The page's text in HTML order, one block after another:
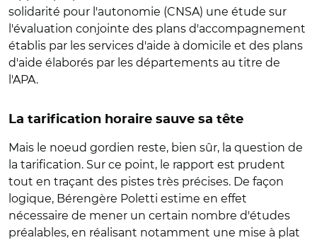
solidarité pour l'autonomie (CNSA) une étude sur
l'évaluation conjointe des plans d'accompagnement
établis par les services d'aide à domicile et des plans
d'aide élaborés par les départements au titre de
l'APA.
La tarification horaire sauve sa tête
Mais le noeud gordien reste, bien sûr, la question de
la tarification. Sur ce point, le rapport est prudent
tout en traçant des pistes très précises. De façon
logique, Bérengère Poletti estime en effet
nécessaire de mener un certain nombre d'études
préalables, en réalisant notamment une mise à plat